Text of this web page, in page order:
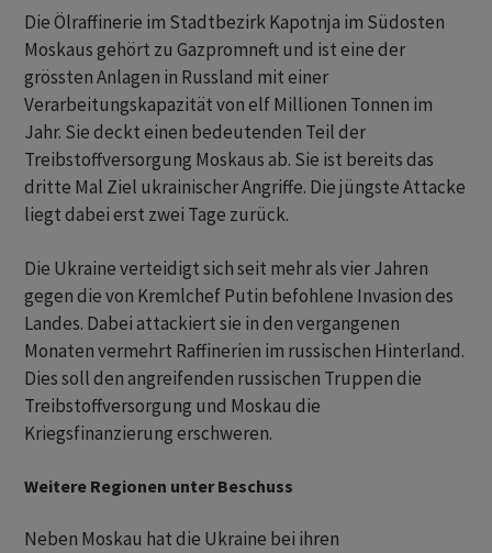
Die Ölraffinerie im Stadtbezirk Kapotnja im Südosten
Moskaus gehört zu Gazpromneft und ist eine der
grössten Anlagen in Russland mit einer
Verarbeitungskapazität von elf Millionen Tonnen im
Jahr. Sie deckt einen bedeutenden Teil der
Treibstoffversorgung Moskaus ab. Sie ist bereits das
dritte Mal Ziel ukrainischer Angriffe. Die jüngste Attacke
liegt dabei erst zwei Tage zurück.
Die Ukraine verteidigt sich seit mehr als vier Jahren
gegen die von Kremlchef Putin befohlene Invasion des
Landes. Dabei attackiert sie in den vergangenen
Monaten vermehrt Raffinerien im russischen Hinterland.
Dies soll den angreifenden russischen Truppen die
Treibstoffversorgung und Moskau die
Kriegsfinanzierung erschweren.
Weitere Regionen unter Beschuss
Neben Moskau hat die Ukraine bei ihren